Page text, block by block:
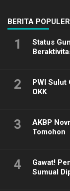
BERITA POPULER
1
Status
2
PWI
OKK
3
AKBP
Tomohon
4
Gawat!
Sumual